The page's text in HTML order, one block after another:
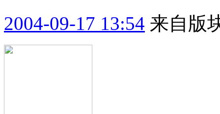
2004-09-17 13:54 来自版